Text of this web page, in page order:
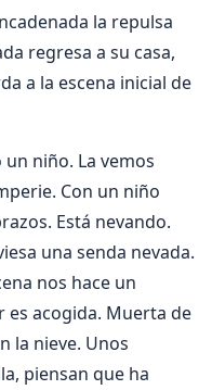
la repulsa
regresa a su casa,
a la escena inicial de
niño. La vemos
Con un niño
Está nevando.
una senda nevada.
nos hace un
acogida. Muerta de
la nieve. Unos
piensan que ha